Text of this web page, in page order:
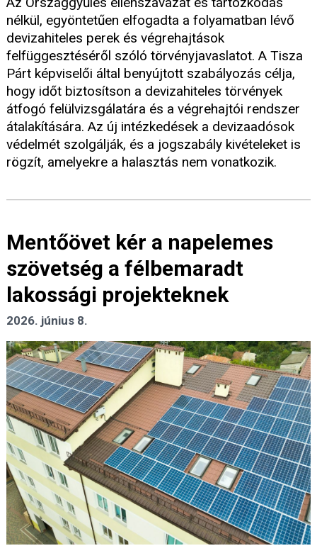
nélkül, egyöntetűen elfogadta a folyamatban lévő
devizahiteles perek és végrehajtások
felfüggesztéséről szóló törvényjavaslatot. A Tisza
Párt képviselői által benyújtott szabályozás célja,
hogy időt biztosítson a devizahiteles törvények
átfogó felülvizsgálatára és a végrehajtói rendszer
átalakítására. Az új intézkedések a devizaadósok
védelmét szolgálják, és a jogszabály kivételeket is
rögzít, amelyekre a halasztás nem vonatkozik.
Mentőövet kér a napelemes
szövetség a félbemaradt
lakossági projekteknek
2026. június 8.